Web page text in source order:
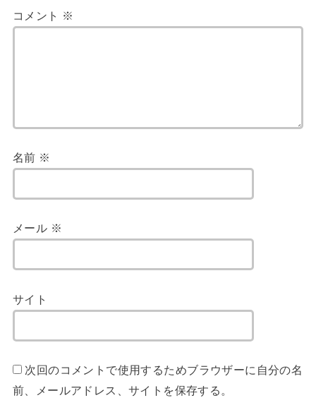
コメント ※
名前 ※
メール ※
サイト
次回のコメントで使用するためブラウザーに自分の名
前、メールアドレス、サイトを保存する。